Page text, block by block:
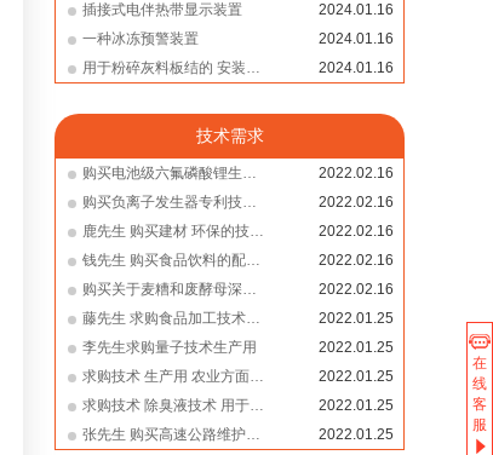
插接式电伴热带显示装置
2024.01.16
一种冰冻预警装置
2024.01.16
用于粉碎灰料板结的 安装结构
2024.01.16
技术需求
购买电池级六氟磷酸锂生产工艺技术 生产
2022.02.16
​购买负离子发生器专利技术生产用
2022.02.16
​鹿先生 购买建材 环保的技术生产用
2022.02.16
​钱先生 购买食品饮料的配方 生产用
2022.02.16
购买关于麦糟和废酵母深加工方面的技术 生产落地用
2022.02.16
​藤先生 求购食品加工技术，生产用
2022.01.25
​李先生求购量子技术生产用
2022.01.25
​求购技术 生产用 农业方面的高新技术
2022.01.25
​求购技术 除臭液技术 用于生产
2022.01.25
张先生 购买高速公路维护技术
2022.01.25
在
线
客
服